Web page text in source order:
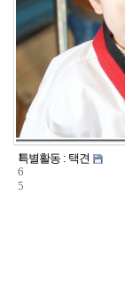
1
6
5
특별활동 : 택견